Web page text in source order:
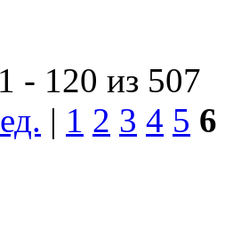
- 120 из 507
| 1 2 3 4 5 6